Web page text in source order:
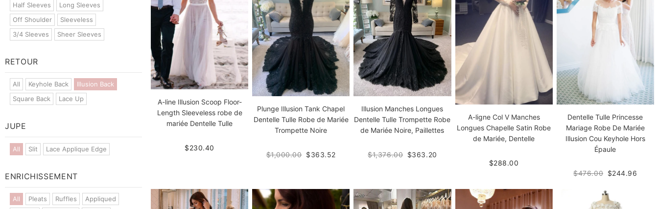
Half Sleeves
Long Sleeves
Off Shoulder
Sleeveless
3/4 Sleeves
Sheer Sleeves
RETOUR
All Keyhole Back
Illusion Back
Square Back
Lace Up
JUPE
All Slit Lace Applique Edge
ENRICHISSEMENT
All Pleats Ruffles
Appliqued
A-line Illusion Scoop Floor-
Length Sleeveless robe de
mariée Dentelle Tulle
$230.40
Plunge Illusion Tank Chapel
Dentelle Tulle Robe de Mariée
Trompette Noire
$1,000.00 $363.52
Illusion Manches Longues
Dentelle Tulle Trompette Robe
de Mariée Noire, Paillettes
$1,376.00 $363.20
A-ligne Col V Manches
Longues Chapelle Satin Robe
de Mariée, Dentelle
$288.00
Dentelle Tulle Princesse
Mariage Robe De Mariée
Illusion Cou Keyhole Hors
Épaule
$476.00 $244.96